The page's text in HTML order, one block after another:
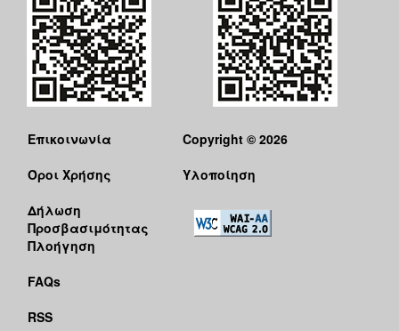
Επικοινωνία
Όροι Χρήσης
Δήλωση
Προσβασιμότητας
Πλοήγηση
FAQs
RSS
Copyright © 2026
Υλοποίηση